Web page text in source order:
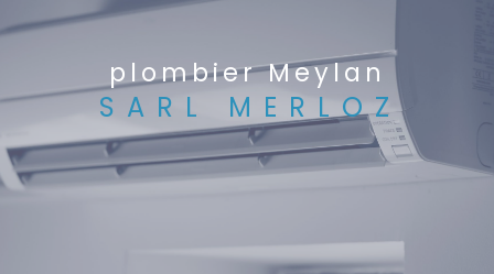
plombier Meylan
SARL MERLOZ